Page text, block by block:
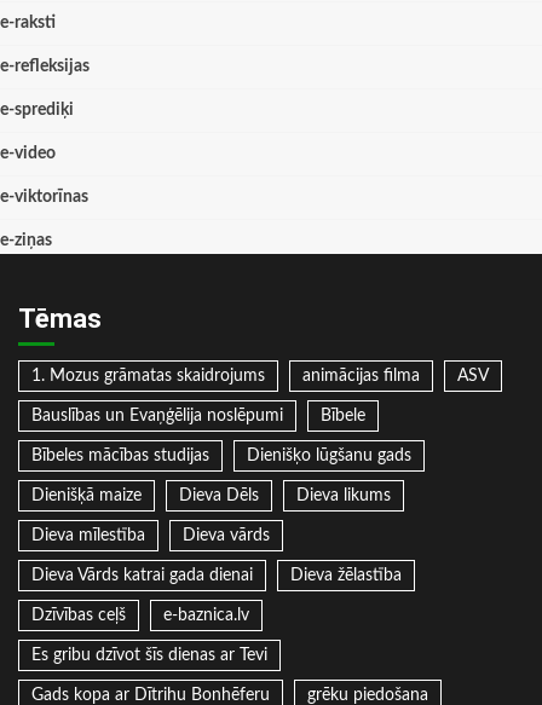
e-raksti
e-refleksijas
e-sprediķi
e-video
e-viktorīnas
e-ziņas
Tēmas
1. Mozus grāmatas skaidrojums animācijas filma ASV
Bauslības un Evaņģēlija noslēpumi Bībele
Bībeles mācības studijas Dienišķo lūgšanu gads
Dienišķā maize Dieva Dēls Dieva likums
Dieva mīlestība Dieva vārds
Dieva Vārds katrai gada dienai Dieva žēlastība
Dzīvības ceļš e-baznica.lv
Es gribu dzīvot šīs dienas ar Tevi
Gads kopa ar Dītrihu Bonhēferu grēku piedošana